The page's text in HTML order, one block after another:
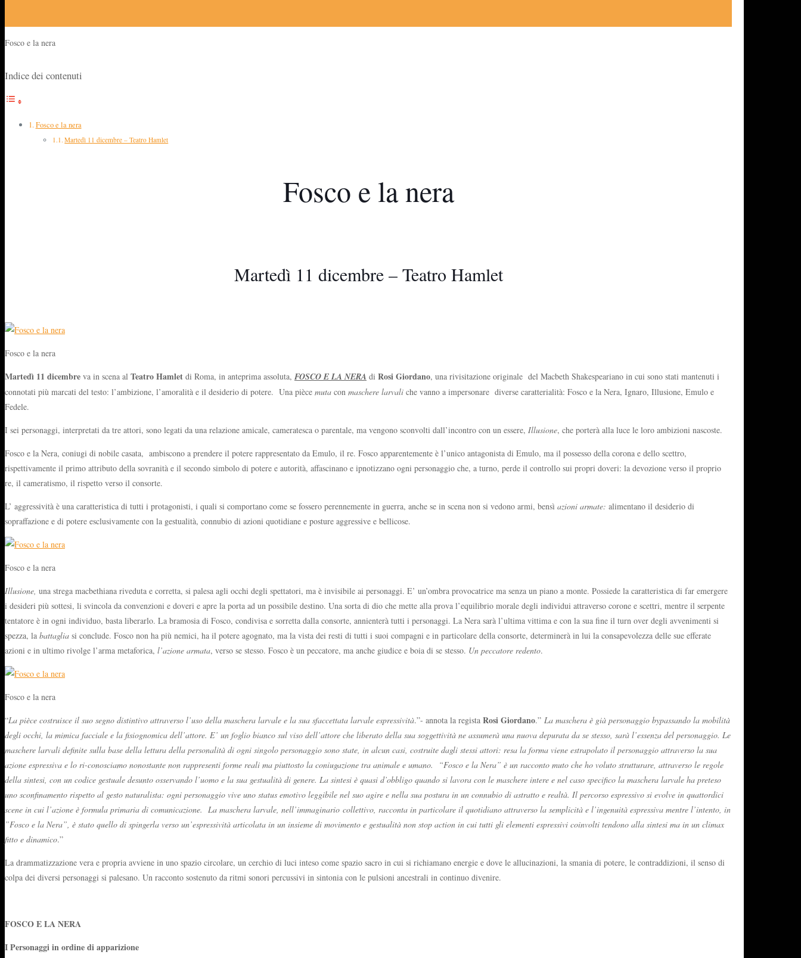
Fosco e la nera
Indice dei contenuti
Fosco e la nera
Martedì 11 dicembre – Teatro Hamlet
Fosco e la nera
Martedì 11 dicembre – Teatro Hamlet
Fosco e la nera
Martedì 11 dicembre va in scena al Teatro Hamlet di Roma, in anteprima assoluta, FOSCO E LA NERA di Rosi Giordano, una rivisitazione originale del Macbeth Shakespeariano in cui sono stati mantenuti i
connotati più marcati del testo: l’ambizione, l’amoralità e il desiderio di potere. Una pièce muta con maschere larvali che vanno a impersonare diverse caratterialità: Fosco e la Nera, Ignaro, Illusione, Emulo e
Fedele.
I sei personaggi, interpretati da tre attori, sono legati da una relazione amicale, cameratesca o parentale, ma vengono sconvolti dall’incontro con un essere, Illusione, che porterà alla luce le loro ambizioni nascoste.
Fosco e la Nera, coniugi di nobile casata, ambiscono a prendere il potere rappresentato da Emulo, il re. Fosco apparentemente è l’unico antagonista di Emulo, ma il possesso della corona e dello scettro,
rispettivamente il primo attributo della sovranità e il secondo simbolo di potere e autorità, affascinano e ipnotizzano ogni personaggio che, a turno, perde il controllo sui propri doveri: la devozione verso il proprio
re, il cameratismo, il rispetto verso il consorte.
L’ aggressività è una caratteristica di tutti i protagonisti, i quali si comportano come se fossero perennemente in guerra, anche se in scena non si vedono armi, bensì azioni armate: alimentano il desiderio di
sopraffazione e di potere esclusivamente con la gestualità, connubio di azioni quotidiane e posture aggressive e bellicose.
Fosco e la nera
Illusione, una strega macbethiana riveduta e corretta, si palesa agli occhi degli spettatori, ma è invisibile ai personaggi. E’ un’ombra provocatrice ma senza un piano a monte. Possiede la caratteristica di far emergere
i desideri più sottesi, li svincola da convenzioni e doveri e apre la porta ad un possibile destino. Una sorta di dio che mette alla prova l’equilibrio morale degli individui attraverso corone e scettri, mentre il serpente
tentatore è in ogni individuo, basta liberarlo. La bramosia di Fosco, condivisa e sorretta dalla consorte, annienterà tutti i personaggi. La Nera sarà l’ultima vittima e con la sua fine il turn over degli avvenimenti si
spezza, la battaglia si conclude. Fosco non ha più nemici, ha il potere agognato, ma la vista dei resti di tutti i suoi compagni e in particolare della consorte, determinerà in lui la consapevolezza delle sue efferate
azioni e in ultimo rivolge l’arma metaforica, l’azione armata, verso se stesso. Fosco è un peccatore, ma anche giudice e boia di se stesso. Un peccatore redento.
Fosco e la nera
“La pièce costruisce il suo segno distintivo attraverso l’uso della maschera larvale e la sua sfaccettata larvale espressività.”- annota la regista Rosi Giordano.” La maschera è già personaggio bypassando la mobilità
degli occhi, la mimica facciale e la fisiognomica dell’attore. E’ un foglio bianco sul viso dell’attore che liberato della sua soggettività ne assumerà una nuova depurata da se stesso, sarà l’essenza del personaggio. Le
maschere larvali definite sulla base della lettura della personalità di ogni singolo personaggio sono state, in alcun casi, costruite dagli stessi attori: resa la forma viene estrapolato il personaggio attraverso la sua
azione espressiva e lo ri-conosciamo nonostante non rappresenti forme reali ma piuttosto la coniugazione tra animale e umano. “Fosco e la Nera” è un racconto muto che ho voluto strutturare, attraverso le regole
della sintesi, con un codice gestuale desunto osservando l’uomo e la sua gestualità di genere. La sintesi è quasi d’obbligo quando si lavora con le maschere intere e nel caso specifico la maschera larvale ha preteso
uno sconfinamento rispetto al gesto naturalista: ogni personaggio vive uno status emotivo leggibile nel suo agire e nella sua postura in un connubio di astratto e realtà. Il percorso espressivo si evolve in quattordici
scene in cui l’azione è formula primaria di comunicazione. La maschera larvale, nell’immaginario collettivo, racconta in particolare il quotidiano attraverso la semplicità e l’ingenuità espressiva mentre l’intento, in
”Fosco e la Nera”, è stato quello di spingerla verso un’espressività articolata in un insieme di movimento e gestualità non stop action in cui tutti gli elementi espressivi coinvolti tendono alla sintesi ma in un climax
fitto e dinamico.”
La drammatizzazione vera e propria avviene in uno spazio circolare, un cerchio di luci inteso come spazio sacro in cui si richiamano energie e dove le allucinazioni, la smania di potere, le contraddizioni, il senso di
colpa dei diversi personaggi si palesano. Un racconto sostenuto da ritmi sonori percussivi in sintonia con le pulsioni ancestrali in continuo divenire.
FOSCO E LA NERA
I Personaggi in ordine di apparizione